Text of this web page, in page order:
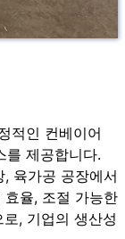
적인 컨베이어
를 제공합니다.
육가공 공장에서
율, 조절 가능한
, 기업의 생산성